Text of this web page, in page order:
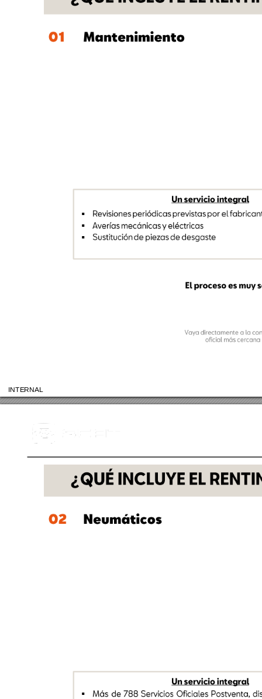
INTERNAL
01 Mantenimiento
Un servicio integral
▪ Revisiones periódicas previstas por el fabricante
▪ Averías mecánicas y eléctricas
▪ Sustitución de piezas de desgaste
El proceso es muy
Vaya directamente a la
oficial más cercana
¿QUÉ INCLUYE EL RENTING?
0 2 Neumáticos
Un servicio integral
▪ Más de 788 Servicios Oficiales Postventa,